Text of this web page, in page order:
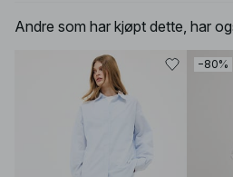
Andre som har kjøpt dette, har
−80%